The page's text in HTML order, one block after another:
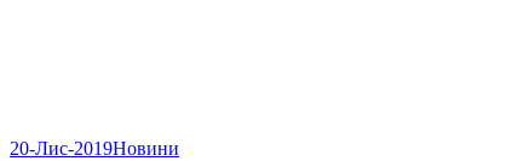
20-Лис-2019Новини